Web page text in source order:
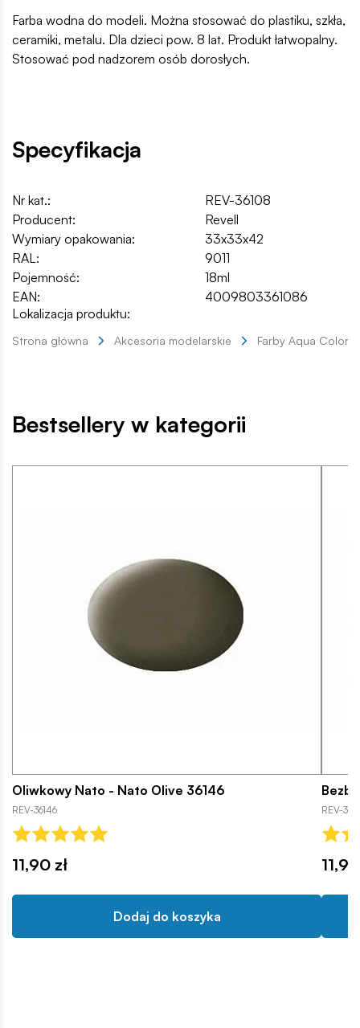
Farba wodna do modeli. Można stosować do plastiku, szkła,
ceramiki, metalu. Dla dzieci pow. 8 lat. Produkt łatwopalny.
Stosować pod nadzorem osób dorosłych.
Specyfikacja
Nr kat.:
REV-36108
Producent:
Revell
Wymiary opakowania:
33x33x42
RAL:
9011
Pojemność:
18ml
EAN:
4009803361086
Lokalizacja produktu:
Strona główna Akcesoria modelarskie Farby Aqua Color
Bestsellery w kategorii
Oliwkowy Nato - Nato Olive 36146
REV-36146
11,90 zł
Dodaj do koszyka
REV-